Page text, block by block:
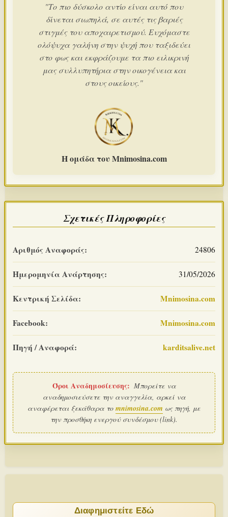
"Το πιο δύσκολο αντίο είναι αυτό που
δίνεται σιωπηλά, σε αυτές τις βαριές
στιγμές του αποχαιρετισμού. Ευχόμαστε
ολόψυχα γαλήνη στην ψυχή που ταξιδεύει
στο φως και εκφράζουμε τα πιο ειλικρινή
μας συλλυπητήρια στην οικογένεια και
στους οικείους."
Η ομάδα του Mnimosina.com
Σχετικές Πληροφορίες
Αριθμός Αναφοράς: 24806
Ημερομηνία Ανάρτησης: 31/05/2026
Κεντρική Σελίδα: Mnimosina.com
Facebook: Mnimosina.com
Πηγή / Αναφορά: karditsalive.net
Όροι Αναδημοσίευσης: Μπορείτε να
αναδημοσιεύσετε την αναγγελία, αρκεί να
αναφέρεται ξεκάθαρα το mnimosina.com ως πηγή, με
την προσθήκη ενεργού συνδέσμου (link).
Διαφημιστείτε Εδώ